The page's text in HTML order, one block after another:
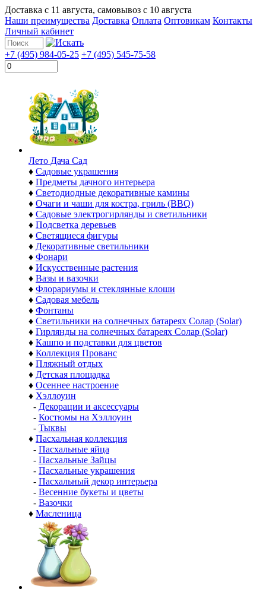
Доставка с 11 августа, самовывоз с 10 августа
Наши преимущества Доставка Оплата Оптовикам Контакты
Личный кабинет
+7 (495) 984-05-25 +7 (495) 545-75-58
Лето Дача Сад
♦ Садовые украшения
♦ Предметы дачного интерьера
♦ Светодиодные декоративные камины
♦ Очаги и чаши для костра, гриль (BBQ)
♦ Садовые электрогирлянды и светильники
♦ Подсветка деревьев
♦ Светящиеся фигуры
♦ Декоративные светильники
♦ Фонари
♦ Искусственные растения
♦ Вазы и вазочки
♦ Флорариумы и стеклянные клоши
♦ Садовая мебель
♦ Фонтаны
♦ Светильники на солнечных батареях Солар (Solar)
♦ Гирлянды на солнечных батареях Солар (Solar)
♦ Кашпо и подставки для цветов
♦ Коллекция Прованс
♦ Пляжный отдых
♦ Детская площадка
♦ Осеннее настроение
♦ Хэллоуин
- Декорации и аксессуары
- Костюмы на Хэллоуин
- Тыквы
♦ Пасхальная коллекция
- Пасхальные яйца
- Пасхальные Зайцы
- Пасхальные украшения
- Пасхальный декор интерьера
- Весенние букеты и цветы
- Вазочки
♦ Масленица